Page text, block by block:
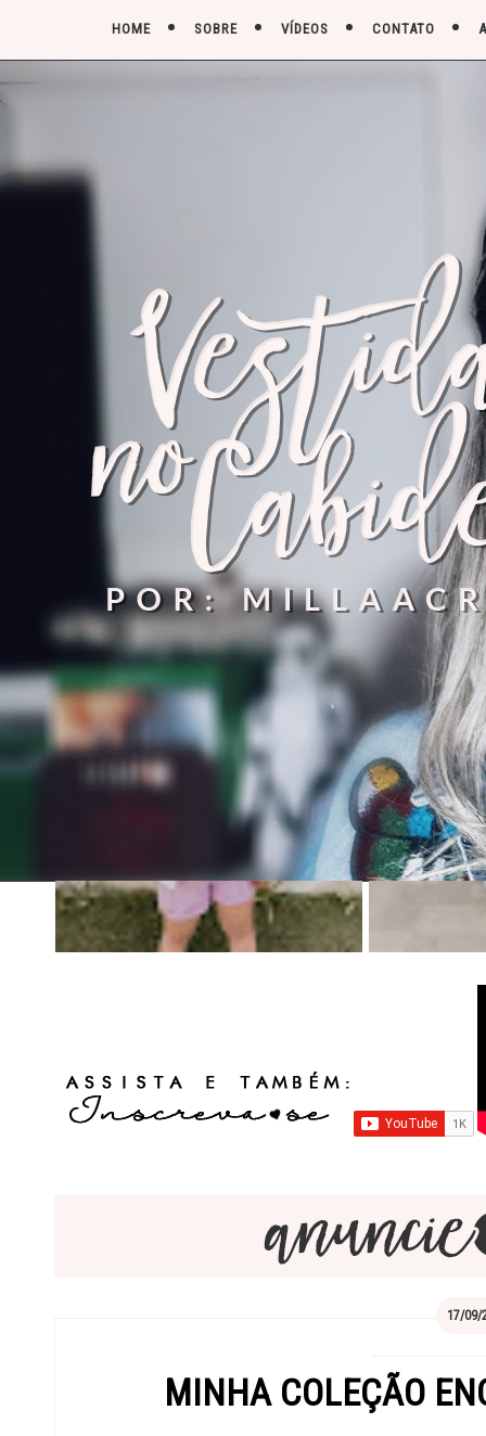
HOME SOBRE VÍDEOS CONTATO
17/09/
MINHA COLEÇÃO